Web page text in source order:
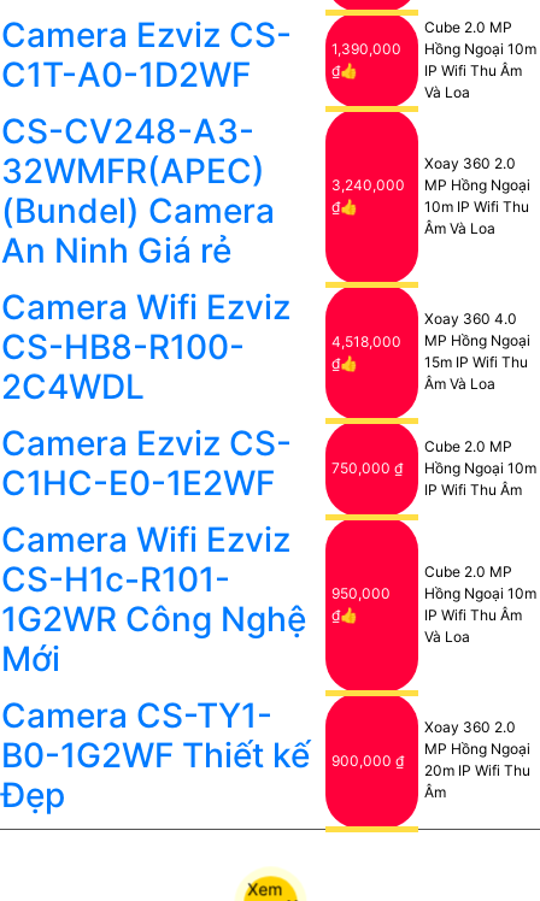
Camera Ezviz CS-
C1T-A0-1D2WF
1,390,000
₫👍
Cube 2.0 MP
Hồng Ngoại 10m
IP Wifi Thu Âm
Và Loa
CS-CV248-A3-
32WMFR(APEC)
(Bundel) Camera
An Ninh Giá rẻ
3,240,000
₫👍
Xoay 360 2.0
MP Hồng Ngoại
10m IP Wifi Thu
Âm Và Loa
Camera Wifi Ezviz
CS-HB8-R100-
2C4WDL
4,518,000
₫👍
Xoay 360 4.0
MP Hồng Ngoại
15m IP Wifi Thu
Âm Và Loa
Camera Ezviz CS-
C1HC-E0-1E2WF
750,000 ₫
Cube 2.0 MP
Hồng Ngoại 10m
IP Wifi Thu Âm
Camera Wifi Ezviz
CS-H1c-R101-
1G2WR Công Nghệ
Mới
950,000
₫👍
Cube 2.0 MP
Hồng Ngoại 10m
IP Wifi Thu Âm
Và Loa
Camera CS-TY1-
B0-1G2WF Thiết kế
Đẹp
900,000 ₫
Xoay 360 2.0
MP Hồng Ngoại
20m IP Wifi Thu
Âm
Xem